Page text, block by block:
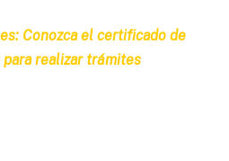
Conozca el certificado de
realizar trámites